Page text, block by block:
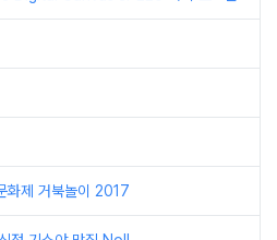
화제 거북놀이 2017